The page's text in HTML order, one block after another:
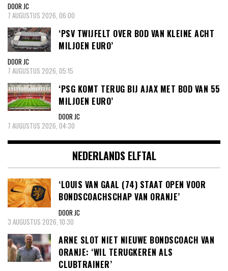
DOOR JC
7 AUGUSTUS 2026, 06:00
‘PSV TWIJFELT OVER BOD VAN KLEINE ACHT
MILJOEN EURO’
DOOR JC
7 AUGUSTUS 2026, 05:15
‘PSG KOMT TERUG BIJ AJAX MET BOD VAN 55
MILJOEN EURO’
DOOR JC
7 AUGUSTUS 2026, 04:30
NEDERLANDS ELFTAL
‘LOUIS VAN GAAL (74) STAAT OPEN VOOR
BONDSCOACHSCHAP VAN ORANJE’
DOOR JC
3 AUGUSTUS 2026, 10:30
ARNE SLOT NIET NIEUWE BONDSCOACH VAN
ORANJE: ‘WIL TERUGKEREN ALS
CLUBTRAINER’